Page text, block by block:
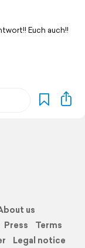
Euch auch!!
us
Press
Terms
Legal notice